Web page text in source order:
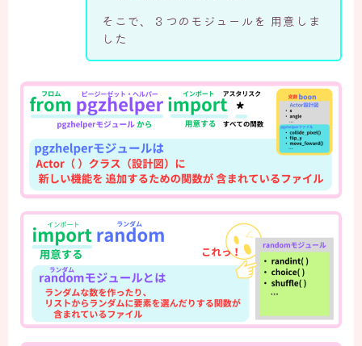
そこで、３つのモジュールを 用意しま
した